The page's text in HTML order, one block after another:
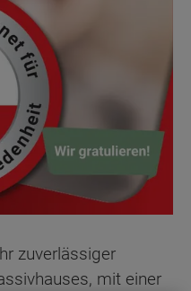
zuverlässiger
mit einer